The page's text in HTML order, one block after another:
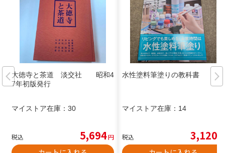
大徳寺と茶道 淡交社 昭和4
7年初版発行
マイストア在庫： 30
税込 5,694円
水性塗料筆塗りの教科書
マイストア在庫： 14
税込 3,120